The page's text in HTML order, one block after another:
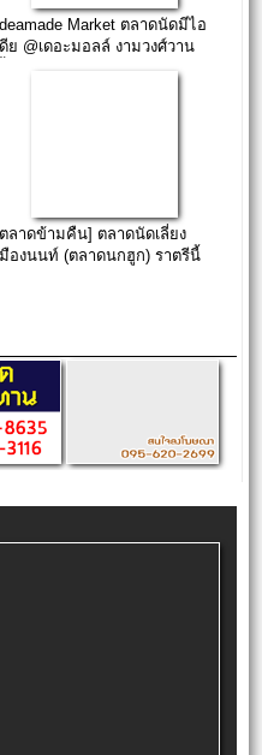
Ideamade Market ตลาดนัดมีไอ
ดีย @เดอะมอลล์ งามวงศ์วาน
ลาดข้ามคืน] ตลาดนัดเลี่ยง
มืองนนท์ (ตลาดนกฮูก) ราตรีนี้